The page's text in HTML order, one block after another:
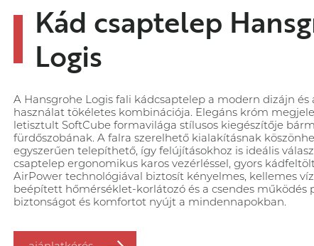
Kád csaptelep
Logis
A Hansgrohe Logis fali kádcsaptelep a modern dizájn és
használat tökéletes kombinációja. Elegáns króm
letisztult SoftCube formavilága stílusos kiegészítője
fürdőszobának. A falra szerelhető kialakításnak
egyszerűen telepíthető, így felújításokhoz is ideális
csaptelep ergonomikus karos vezérléssel, gyors
AirPower technológiával biztosít kényelmes, kellemes
beépített hőmérséklet-korlátozó és a csendes működés
biztonságot és komfortot nyújt a mindennapokban.